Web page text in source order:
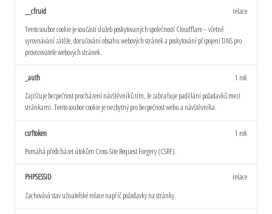
__cfruid
Tento soubor cookie je součástí služeb poskytovaných společností Cloudflare – včetně
vyrovnávání zátěže, doručování obsahu webových stránek a poskytování připojení DNS pro
provozovatele webových stránek.
relace
_auth
Zajišťuje bezpečnost procházení návštěvníků tím, že zabraňuje padělání požadavků mezi
stránkami. Tento soubor cookie je nezbytný pro bezpečnost webu a návštěvníka.
1 rok
csrftoken
Pomáhá předcházet útokům Cross-Site Request Forgery (CSRF).
1 rok
PHPSESSID
Zachovává stav uživatelské relace napříč požadavky na stránky.
relace